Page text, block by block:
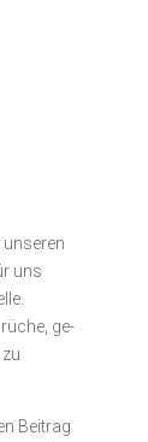
uns
ge­
Beitrag